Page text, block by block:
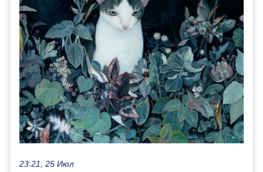
23:21, 25 Июл